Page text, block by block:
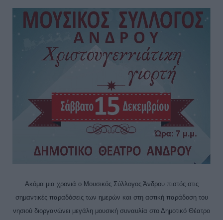
Ακόμα μια χρονιά ο Μουσικός Σύλλογος Άνδρου πιστός στις
σημαντικές παραδόσεις των ημερών και στη αστική παράδοση του
νησιού διοργανώνει μεγάλη μουσική συναυλία στο Δημοτικό Θέατρο